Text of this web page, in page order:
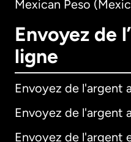
Mexican Peso
Envoyez de
ligne
Envoyez de l'argent
Envoyez de l'argent
Envoyez de l'argent